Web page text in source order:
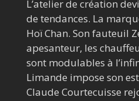
L’atelier de création
de tendances. La
Hoï Chan. Son fauteuil
apesanteur, les
sont modulables à
Limande impose son
Claude Courtecuisse